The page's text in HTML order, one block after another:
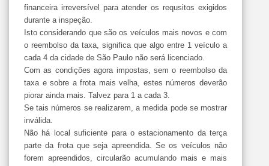
financeira irreversível para atender os requsitos exigidos
durante a inspeção.
Isto considerando que são os veículos mais novos e com
o reembolso da taxa, significa que algo entre 1 veículo a
cada 4 da cidade de São Paulo não será licenciado.
Com as condições agora impostas, sem o reembolso da
taxa e sobre a frota mais velha, estes números deverão
piorar ainda mais. Talvez para 1 a cada 3.
Se tais números se realizarem, a medida pode se mostrar
inválida.
Não há local suficiente para o estacionamento da terça
parte da frota que seja apreendida. Se os veículos não
forem apreendidos, circularão acumulando mais e mais